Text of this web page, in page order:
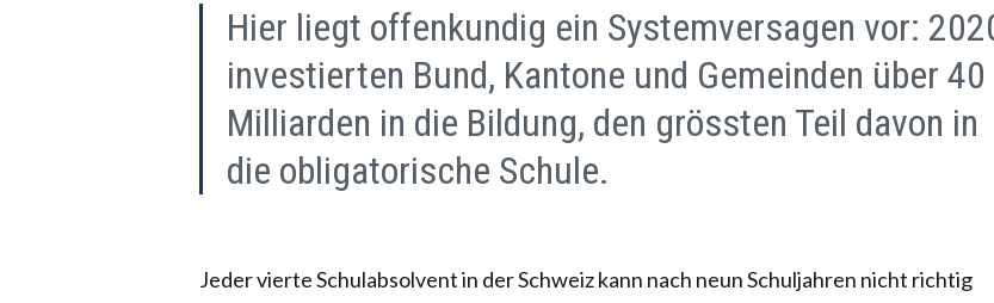
Hier liegt offenkundig ein Systemversagen vor:
investierten Bund, Kantone und Gemeinden über 40
Milliarden in die Bildung, den grössten Teil davon in
die obligatorische Schule.
Jeder vierte Schulabsolvent in der Schweiz kann nach neun Schuljahren nicht richtig